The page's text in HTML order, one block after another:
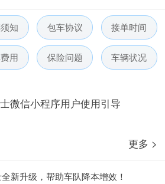
知 包车协议 接单时间
用 保险问题 车辆状况
士春节放假通知-杭州包车网
士电话包车5月数据榜
微信小程序用户使用引导
五一放假通知-杭州包车网
更多 >
新升级，帮助车队降本增效！